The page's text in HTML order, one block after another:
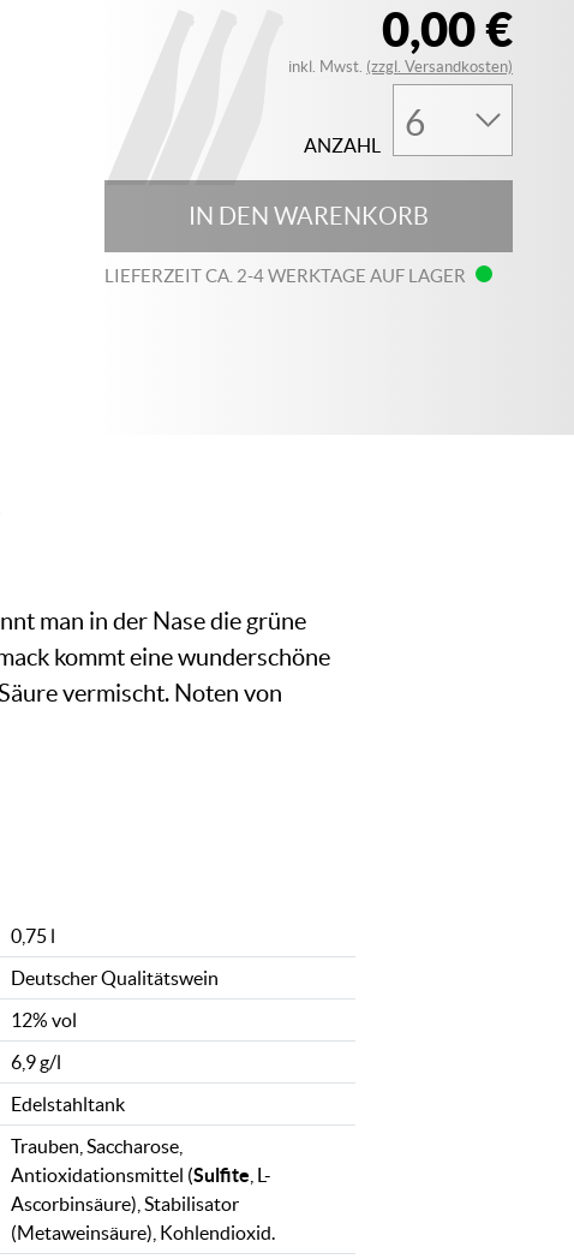
0,00 €
inkl. Mwst. (zzgl. Versandkosten)
ANZAHL
IN DEN WARENKORB
LIEFERZEIT CA. 2-4 WERKTAGE AUF LAGER
man in der Nase die grüne
kommt eine wunderschöne
vermischt. Noten von
0,75 l
Deutscher Qualitätswein
12% vol
6,9 g/l
Edelstahltank
Trauben, Saccharose,
Antioxidationsmittel (Sulfite , L-
Ascorbinsäure), Stabilisator
(Metaweinsäure), Kohlendioxid.